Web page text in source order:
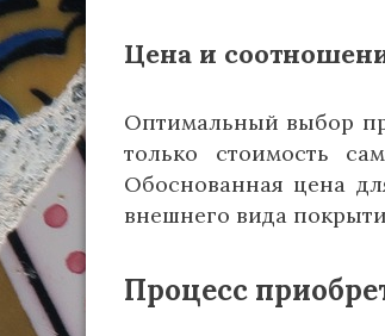
Цена и
Оптимальный выбор
только стоимость
Обоснованная цена
внешнего вида
Процесс